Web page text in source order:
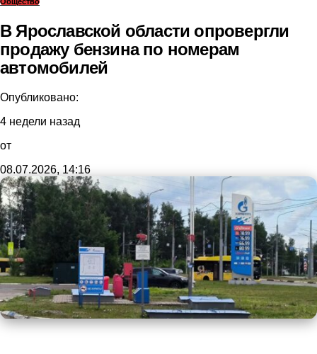
В Ярославской области опровергли
продажу бензина по номерам
автомобилей
Опубликовано:
4 недели назад
от
08.07.2026, 14:16